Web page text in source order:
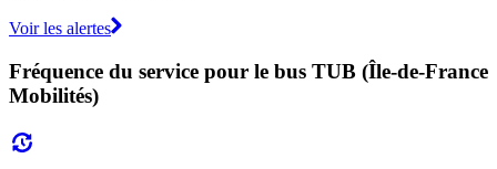
Voir les alertes
Fréquence du service pour le bus TUB (Île-de-France
Mobilités)